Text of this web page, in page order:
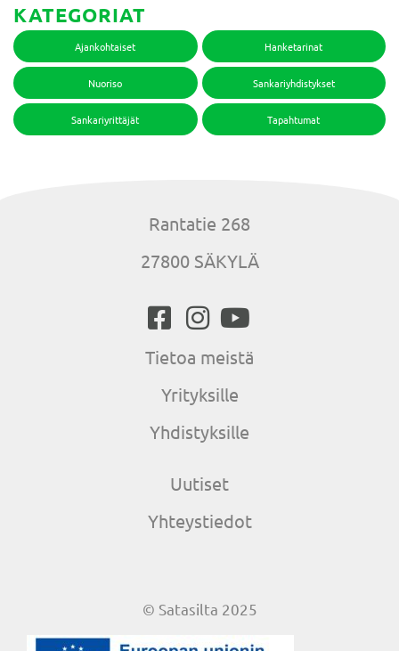
KATEGORIAT
Ajankohtaiset Hanketarinat
Nuoriso Sankariyhdistykset
Sankariyrittäjät Tapahtumat
Rantatie 268
27800 SÄKYLÄ
Tietoa meistä
Yrityksille
Yhdistyksille
Uutiset
Yhteystiedot
© Satasilta 2025